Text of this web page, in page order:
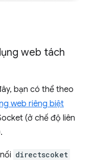
web tách
bạn có thể theo
web riêng biệt
(ở chế độ liên
directscoket